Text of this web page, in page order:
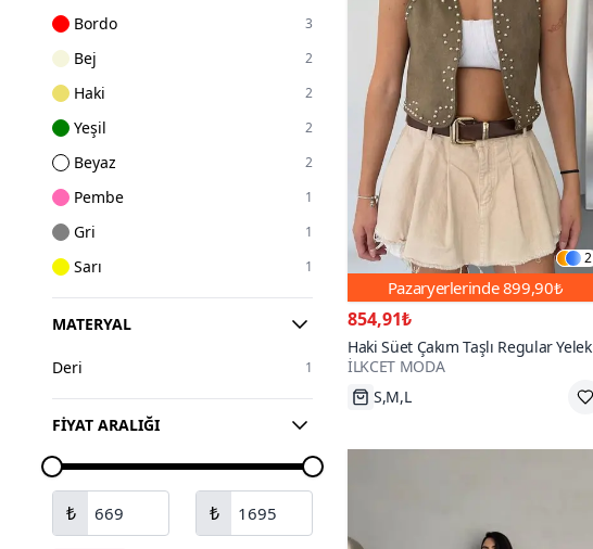
Bordo 3
Bej 2
Haki 2
Yeşil 2
Beyaz 2
Pembe 1
Gri 1
Sarı 1
MATERYAL
Deri 1
FIYAT ARALIĞI
₺ ₺
2
Pazaryerlerinde899,90₺
854,91₺
Haki Süet Çakım Taşlı Regular Yelek
İLKCET MODA
S,M,L